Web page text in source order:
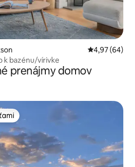
Priemerné
4,97 (64)
k bazénu/vírivke
prenájmy domov